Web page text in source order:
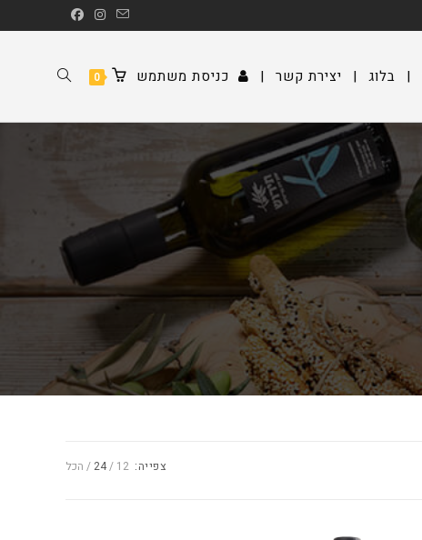
| בלוג | יצירת קשר | כניסת משתמש 0
TOGGLE
SEARCH
צפייה: 12
24 הכל